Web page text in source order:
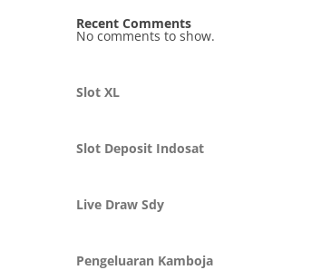
Recent Comments
No comments to show.
Slot XL
Slot Deposit Indosat
Live Draw Sdy
Pengeluaran Kamboja